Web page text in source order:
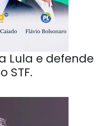
Lula e defende
STF.